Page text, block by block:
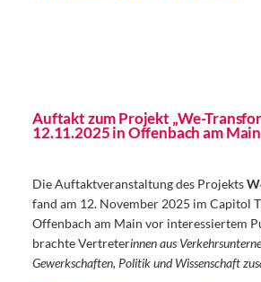
Auftakt zum Projekt „We-
12.11.2025 in Offenbach am Main
Die Auftaktveranstaltung des Projekts
fand am 12. November 2025 im Capitol
Offenbach am Main vor interessiertem
brachte Vertreterinnen aus
Gewerkschaften, Politik und Wissenschaft